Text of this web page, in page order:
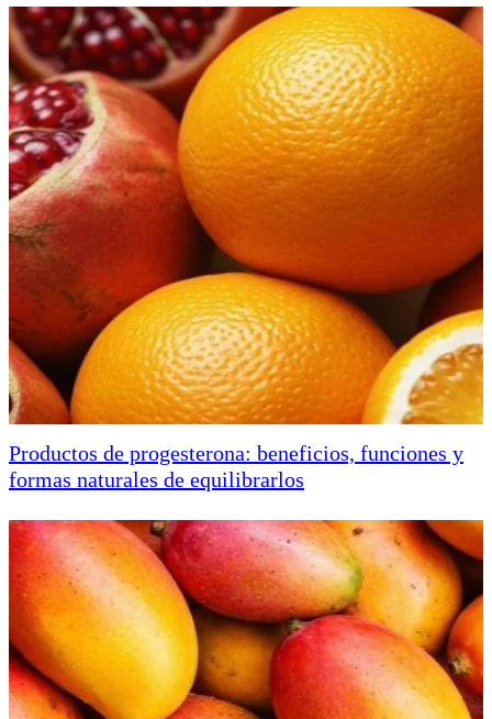
Productos de progesterona: beneficios, funciones y
formas naturales de equilibrarlos